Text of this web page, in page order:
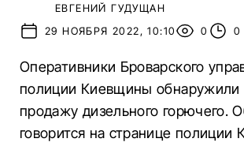
ЕВГЕНИЙ ГУДУЩАН
29 НОЯБРЯ 2022, 10:10
0 0
Оперативники Броварского
полиции Киевщины обнаружили
продажу дизельного горючего.
говорится на странице полиции